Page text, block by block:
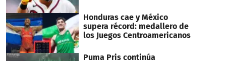
Honduras cae y México
supera récord: medallero de
los Juegos Centroamericanos
Puma Pris continúa